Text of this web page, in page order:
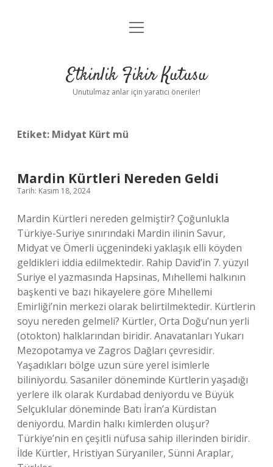
Anasayfa
Yasal Uyarı
menüyü
Etkinlik Fikir Kutusu
Unutulmaz anlar için yaratıcı öneriler!
Etiket: Midyat Kürt mü
Mardin Kürtleri Nereden Geldi
Tarih: Kasım 18, 2024
Mardin Kürtleri nereden gelmiştir? Çoğunlukla
Türkiye-Suriye sınırındaki Mardin ilinin Savur,
Midyat ve Ömerli üçgenindeki yaklaşık elli köyden
geldikleri iddia edilmektedir. Rahip David’in 7. yüzyıl
Suriye el yazmasında Hapsinas, Mıhellemi halkının
başkenti ve bazı hikayelere göre Mıhellemi
Emirliği’nin merkezi olarak belirtilmektedir. Kürtlerin
soyu nereden gelmeli? Kürtler, Orta Doğu’nun yerli
(otokton) halklarından biridir. Anavatanları Yukarı
Mezopotamya ve Zagros Dağları çevresidir.
Yaşadıkları bölge uzun süre yerel isimlerle
biliniyordu. Sasaniler döneminde Kürtlerin yaşadığı
yerlere ilk olarak Kurdabad deniyordu ve Büyük
Selçuklular döneminde Batı İran’a Kürdistan
deniyordu. Mardin halkı kimlerden oluşur?
Türkiye’nin en çeşitli nüfusa sahip illerinden biridir.
İlde Kürtler, Hristiyan Süryaniler, Sünni Araplar,